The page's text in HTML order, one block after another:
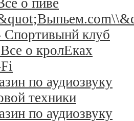
о пиве
клуб
о кролЕках
по аудиозвуку
техники
по аудиозвуку